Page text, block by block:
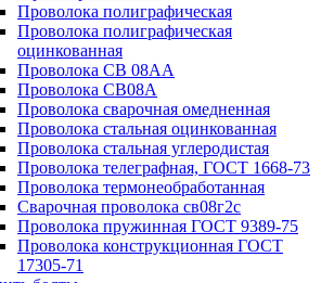
Проволока полиграфическая
Проволока полиграфическая
оцинкованная
Проволока СВ 08АА
Проволока СВ08А
Проволока сварочная омедненная
Проволока стальная оцинкованная
Проволока стальная углеродистая
Проволока телеграфная, ГОСТ 1668-73
Проволока термонеобработанная
Сварочная проволока св08г2с
Проволока пружинная ГОСТ 9389-75
Проволока конструкционная ГОСТ
17305-71